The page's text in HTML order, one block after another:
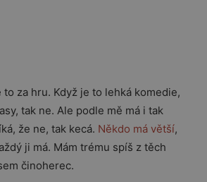
to za hru. Když je to lehká komedie,
tak ne. Ale podle mě má i tak
že ne, tak kecá. Někdo má větší,
ji má. Mám trému spíš z těch
činoherec.